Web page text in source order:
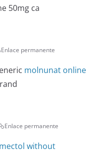
50mg ca
Enlace permanente
molnunat online
Enlace permanente
without